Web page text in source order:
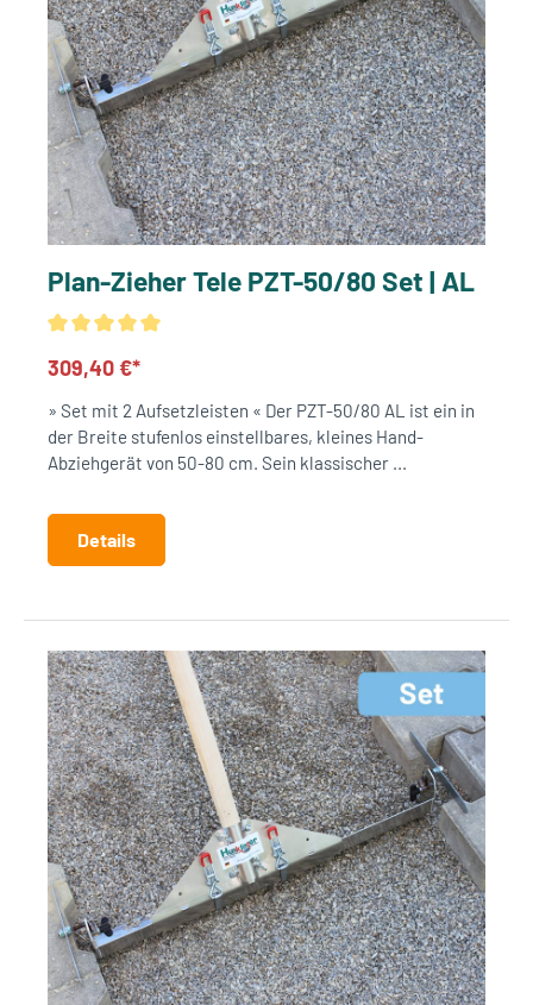
Plan-Zieher Tele PZT-50/80 Set | AL
309,40 €*
» Set mit 2 Aufsetzleisten « Der PZT-50/80 AL ist ein in
der Breite stufenlos einstellbares, kleines Hand-
Abziehgerät von 50-80 cm. Sein klassischer ...
Details